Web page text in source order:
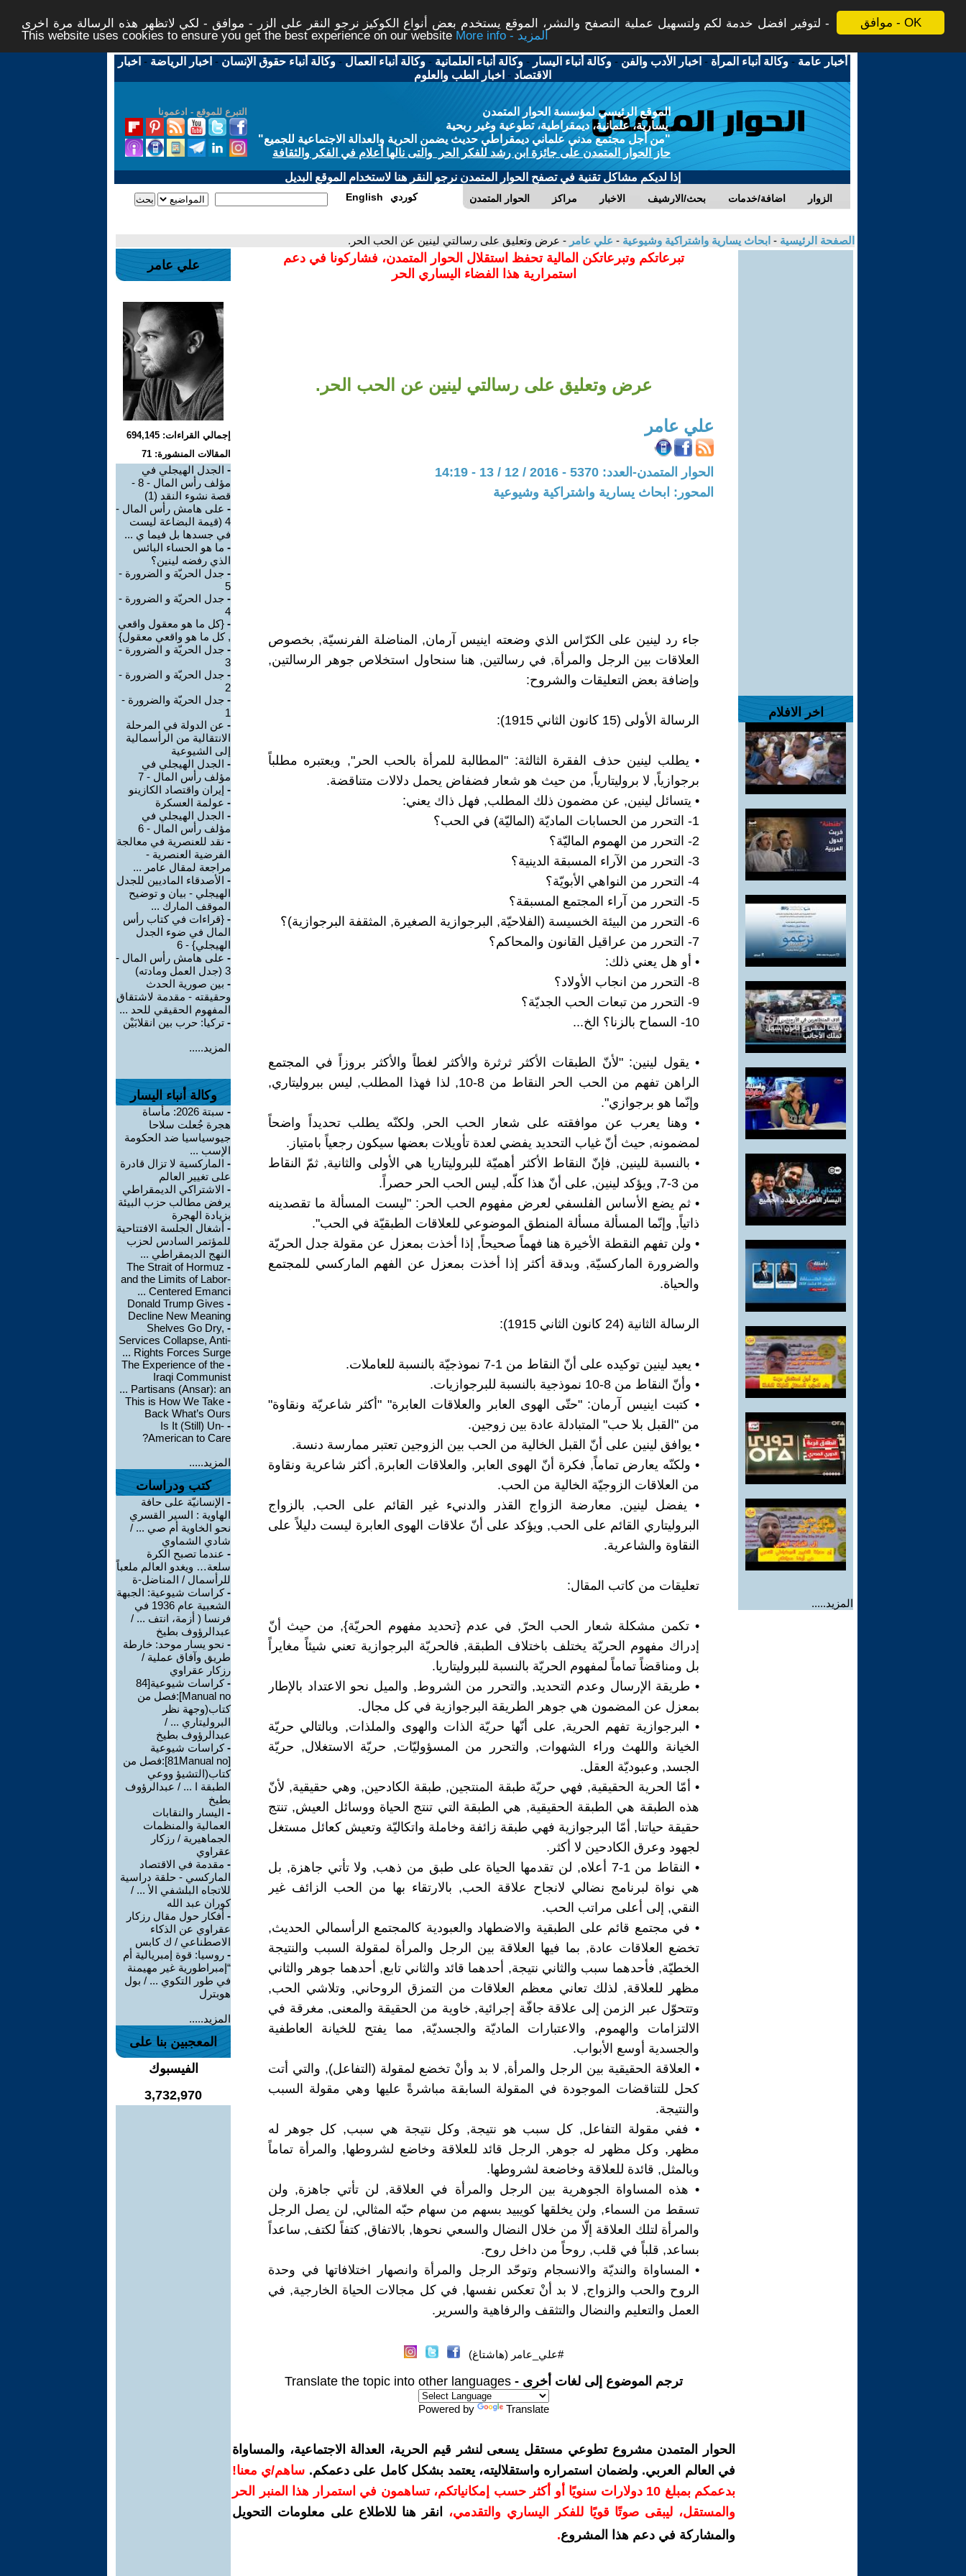
موافق - OK
لتوفير افضل خدمة لكم ولتسهيل عملية التصفح والنشر، الموقع يستخدم بعض أنواع الكوكيز نرجو النقر على الزر - موافق - لكي لاتظهر هذه الرسالة مرة اخرى -
This website uses cookies to ensure you get the best experience on our website
More info - المزيد
أخبار عامة -وكالة أنباء المرأة - اخبار الأدب والفن -وكالة أنباء اليسار -وكالة أنباء العلمانية -وكالة أنباء العمال -وكالة أنباء حقوق الإنسان - اخبار الرياضة - اخبار
الاقتصاد - اخبار الطب والعلوم
التبرع للموقع - ادعمونا
الموقع الرئيسي لمؤسسة الحوار المتمدن
يسارية، علمانية، ديمقراطية، تطوعية وغير ربحية
"من أجل مجتمع مدني علماني ديمقراطي حديث يضمن الحرية والعدالة الاجتماعية للجميع"
حاز الحوار المتمدن على جائزة ابن رشد للفكر الحر والتى نالها أعلام في الفكر والثقافة
إذا لديكم مشاكل تقنية في تصفح الحوار المتمدن نرجو النقر هنا لاستخدام الموقع البديل
الحوار المتمدن مراكز الاخبار بحث/الارشيف اضافة/خدمات الزوار English كوردي
الصفحة الرئيسية - ابحاث يسارية واشتراكية وشيوعية - علي عامر - عرض وتعليق على رسالتي لينين عن الحب الحر.
اخر الافلام
المزيد.....
تبرعاتكم وتبرعاتكن المالية تحفظ استقلال الحوار المتمدن، فشاركونا في دعم
استمرارية هذا الفضاء اليساري الحر
عرض وتعليق على رسالتي لينين عن الحب الحر.
علي عامر
الحوار المتمدن-العدد: 5370 - 2016 / 12 / 13 - 14:19
المحور: ابحاث يسارية واشتراكية وشيوعية
جاء رد لينين على الكرّاس الذي وضعته اينيس آرمان, المناضلة الفرنسيّة, بخصوص
العلاقات بين الرجل والمرأة, في رسالتين, هنا سنحاول استخلاص جوهر الرسالتين,
وإضافة بعض التعليقات والشروح:
الرسالة الأولى (15 كانون الثاني 1915):
• يطلب لينين حذف الفقرة الثالثة: "المطالبة للمرأة بالحب الحر", ويعتبره مطلباً
برجوازياً, لا بروليتارياً, من حيث هو شعار فضفاض يحمل دلالات متناقضة.
• يتسائل لينين, عن مضمون ذلك المطلب, فهل ذاك يعني:
1- التحرر من الحسابات الماديّة (الماليّة) في الحب؟
2- التحرر من الهموم الماليّة؟
3- التحرر من الآراء المسبقة الدينية؟
4- التحرر من النواهي الأبويّة؟
5- التحرر من آراء المجتمع المسبقة؟
6- التحرر من البيئة الخسيسة (الفلاحيّة, البرجوازية الصغيرة, المثقفة البرجوازية)؟
7- التحرر من عراقيل القانون والمحاكم؟
• أو هل يعني ذلك:
8- التحرر من انجاب الأولاد؟
9- التحرر من تبعات الحب الجديّة؟
10- السماح بالزنا؟ الخ...
• يقول لينين: "لأنّ الطبقات الأكثر ثرثرة والأكثر لغطاً والأكثر بروزاً في المجتمع
الراهن تفهم من الحب الحر النقاط من 8-10, لذا فهذا المطلب, ليس ببروليتاري,
وإنّما هو برجوازي".
• وهنا يعرب عن موافقته على شعار الحب الحر, ولكنّه يطلب تحديداً واضحاً
لمضمونه, حيث أنّ غياب التحديد يفضي لعدة تأويلات بعضها سيكون رجعياً بامتياز.
• بالنسبة للينين, فإنّ النقاط الأكثر أهميّة للبروليتاريا هي الأولى والثانية, ثمّ النقاط
من 3-7, ويؤكد لينين, على أنّ هذا كلّه, ليس الحب الحر حصراً.
• ثم يضع الأساس الفلسفي لعرض مفهوم الحب الحر: "ليست المسألة ما تقصدينه
ذاتياً, وإنّما المسألة مسألة المنطق الموضوعي للعلاقات الطبقيّة في الحب".
• ولن تفهم النقطة الأخيرة هنا فهماً صحيحاً, إذا أخذت بمعزل عن مقولة جدل الحريّة
والضرورة الماركسيّة, وبدقة أكثر إذا أخذت بمعزل عن الفهم الماركسي للمجتمع
والحياة.
الرسالة الثانية (24 كانون الثاني 1915):
• يعيد لينين توكيده على أنّ النقاط من 1-7 نموذجيّة بالنسبة للعاملات.
• وأنّ النقاط من 8-10 نموذجية بالنسبة للبرجوازيات.
• كتبت اينيس آرمان: "حتّى الهوى العابر والعلاقات العابرة" "أكثر شاعريّة ونقاوة"
من "القبل بلا حب" المتبادلة عادة بين زوجين.
• يوافق لينين على أنّ القبل الخالية من الحب بين الزوجين تعتبر ممارسة دنسة.
• ولكنّه يعارض تماماً, فكرة أنّ الهوى العابر, والعلاقات العابرة, أكثر شاعرية ونقاوة
من العلاقات الزوجيّة الخالية من الحب.
• يفضل لينين, معارضة الزواج القذر والدنيء غير القائم على الحب, بالزواج
البروليتاري القائم على الحب, ويؤكد على أنّ علاقات الهوى العابرة ليست دليلاً على
النقاوة والشاعرية.
تعليقات من كاتب المقال:
• تكمن مشكلة شعار الحب الحرّ, في عدم {تحديد مفهوم الحريّة}, من حيث أنّ
إدراك مفهوم الحريّة يختلف باختلاف الطبقة, فالحريّة البرجوازية تعني شيئاً مغايراً
بل ومناقضاً تماماً لمفهوم الحريّة بالنسبة للبروليتاريا.
• طريقة الإرسال وعدم التحديد, والتحرر من الشروط, والميل نحو الاعتداد بالإطار
بمعزل عن المضمون هي جوهر الطريقة البرجوازية في كل مجال.
• البرجوازية تفهم الحرية, على أنّها حريّة الذات والهوى والملذات, وبالتالي حريّة
الخيانة واللهث وراء الشهوات, والتحرر من المسؤوليّات, حريّة الاستغلال, حريّة
الجسد, وعبوديّة العقل.
• أمّا الحرية الحقيقية, فهي حريّة طبقة المنتجين, طبقة الكادحين, وهي حقيقية, لأنّ
هذه الطبقة هي الطبقة الحقيقية, هي الطبقة التي تنتج الحياة ووسائل العيش, تنتج
حقيقة حياتنا, أمّا البرجوازية فهي طبقة زائفة وخاملة واتكاليّة وتعيش كعائل مستغل
لجهود وعرق الكادحين لا أكثر.
• النقاط من 1-7 أعلاه, لن تقدمها الحياة على طبق من ذهب, ولا تأتي جاهزة, بل
هي نواة لبرنامج نضالي لانجاح علاقة الحب, بالارتقاء بها من الحب الزائف غير
النقي, إلى أعلى مراتب الحب.
• في مجتمع قائم على الطبقية والاضطهاد والعبودية كالمجتمع الرأسمالي الحديث,
تخضع العلاقات عادة, بما فيها العلاقة بين الرجل والمرأة لمقولة السبب والنتيجة
الخطيّة, فأحدهما سبب والثاني نتيجة, أحدهما قائد والثاني تابع, أحدهما جوهر والثاني
مظهر للعلاقة, لذلك تعاني معظم العلاقات من التمزق الروحاني, وتلاشي الحب,
وتتحوّل عبر الزمن إلى علاقة جافّة إجرائية, خاوية من الحقيقة والمعنى, مغرقة في
الالتزامات والهموم, والاعتبارات الماديّة والجسديّة, مما يفتح للخيانة العاطفية
والجسدية أوسع الأبواب.
• العلاقة الحقيقية بين الرجل والمرأة, لا بد وأنْ تخضع لمقولة (التفاعل), والتي أتت
كحل للتناقضات الموجودة في المقولة السابقة مباشرةً عليها وهي مقولة السبب
والنتيجة.
• ففي مقولة التفاعل, كل سبب هو نتيجة, وكل نتيجة هي سبب, كل جوهر له
مظهر, وكل مظهر له جوهر, الرجل قائد للعلاقة وخاضع لشروطها, والمرأة تماماً
وبالمثل, قائدة للعلاقة وخاضعة لشروطها.
• هذه المساواة الجوهرية بين الرجل والمرأة في العلاقة, لن تأتي جاهزة, ولن
تسقط من السماء, ولن يخلقها كويبيد بسهم من سهام حبّه المثالي, لن يصل الرجل
والمرأة لتلك العلاقة إلّا من خلال النضال والسعي نحوها, بالاتفاق, كتفاً لكتف, ساعداً
بساعد, قلباً في قلب, روحاً من داخل روح.
• المساواة والنديّة والانسجام وتوحّد الرجل والمرأة وانصهار اختلافاتها في وحدة
الروح والحب والزواج, لا بد أنْ تعكس نفسها, في كل مجالات الحياة الخارجية, في
العمل والتعليم والنضال والتثقف والرفاهية والسرير.
#علي_عامر (هاشتاغ)
ترجم الموضوع إلى لغات أخرى - Translate the topic into other languages
Powered by Translate
الحوار المتمدن مشروع تطوعي مستقل يسعى لنشر قيم الحرية، العدالة الاجتماعية، والمساواة
في العالم العربي. ولضمان استمراره واستقلاليته، يعتمد بشكل كامل على دعمكم. ساهم/ي معنا!
بدعمكم بمبلغ 10 دولارات سنويًا أو أكثر حسب إمكانياتكم، تساهمون في استمرار هذا المنبر الحر
والمستقل، ليبقى صوتًا قويًا للفكر اليساري والتقدمي،
انقر هنا للاطلاع على معلومات التحويل
والمشاركة في دعم هذا المشروع.
علي عامر
إجمالي القراءات: 694,145
المقالات المنشورة: 71
- الجدل الهيجلي في
مؤلف رأس المال - 8 -
قصة نشوء النقد (1)
- على هامش رأس المال -
4 (قيمة البضاعة ليست
في جسدها بل فيما ي ...
- ما هو الحساء البائس
الذي رفضه لينين؟
- جدل الحريّة و الضرورة -
5
- جدل الحريّة و الضرورة -
4
- {كل ما هو معقول واقعي
, كل ما هو واقعي معقول}
- جدل الحريّة و الضرورة -
3
- جدل الحريّة و الضرورة -
2
- جدل الحريّة والضرورة -
1
- عن الدولة في المرحلة
الانتقالية من الرأسمالية
إلى الشيوعية
- الجدل الهيجلي في
مؤلف رأس المال - 7
- إيران واقتصاد الكازينو
- عولمة العسكرة
- الجدل الهيجلي في
مؤلف رأس المال - 6
- نقد للعنصرية في معالجة
الفرضية العنصرية -
مراجعة لمقال عامر ...
- الأصدقاء الماديين للجدل
الهيجلي - بيان و توضيح
الموقف المارك ...
- {قراءات في كتاب رأس
المال في ضوء الجدل
الهيجلي} - 6
- على هامش رأس المال -
3 (جدل العمل ومادته)
- بين صورية الحدث
وحقيقته - مقدمة لاشتقاق
المفهوم الحقيقي للحد ...
- تركيا: حرب بين انقلابَيْن
المزيد.....
وكالة أنباء اليسار
-
سبتة 2026: مأساة
هجرة جُعلت سلاحا
جيوسياسيا ضد الحكومة
الإسب ...
- الماركسية لا تزال قادرة
على تغيير العالم
- الاشتراكي الديمقراطي
يرفض مطالب حزب البيئة
بزيادة الهجرة
- أشغال الجلسة الافتتاحية
للمؤتمر السادس لحزب
النهج الديمقراطي ...
-
The Strait of Hormuz
and the Limits of Labor-
Centered Emanci ...
-
Donald Trump Gives
Decline New Meaning
-
Shelves Go Dry,
Services Collapse, Anti-
Rights Forces Surge ...
-
The Experience of the
Iraqi Communist
Partisans (Ansar): an ...
-
This is How We Take
Back What’s Ours
-
Is It (Still) Un-
American to Care?
المزيد.....
كتب ودراسات
- الإنسانيّة على حافة
الهاوية : السير القسري
نحو الخاوية أم صي ... /
شادي الشماوي
- عندما تصبح الكرة
سلعة… ويغدو العالم ملعباً
للرأسمال / المناضل-ة
-كراسات شيوعية: الجبهة
الشعبية عام 1936 في
فرنسا ( أزمة، انتف ... /
عبدالرؤوف بطيخ
- نحو يسار موحد: خارطة
طريق وآفاق عملية /
رزكار عقراوي
-
كراسات شيوعية[84
Manual no]:فصل من
كتاب(وجهة نظر
البروليتاري ... /
عبدالرؤوف بطيخ
-كراسات شيوعية
[81Manual no]:فصل من
كتاب(التشيؤ ووعي
الطبقة ا ... / عبدالرؤوف
بطيخ
- اليسار والنقابات
العمالية والمنظمات
الجماهيرية / رزكار
عقراوي
- مقدمة في الاقتصاد
الماركسي - حلقة دراسية
للاتجاه البلشفي الأ ... /
كوران عبد الله
- أفكار حول مقال رزكار
عقراوي عن الذكاء
الاصطناعي / ك كابس
- روسيا: قوة إمبريالية أم
“إمبراطورية غير مهيمنة
في طور التكوي ... / بول
هوبترل
المزيد.....
المعجبين بنا على
الفيسبوك
3,732,970